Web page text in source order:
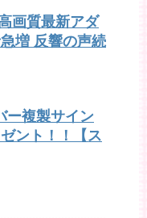
画質最新アダ
増 反響の声続
ー複製サイン
ント！！【ス